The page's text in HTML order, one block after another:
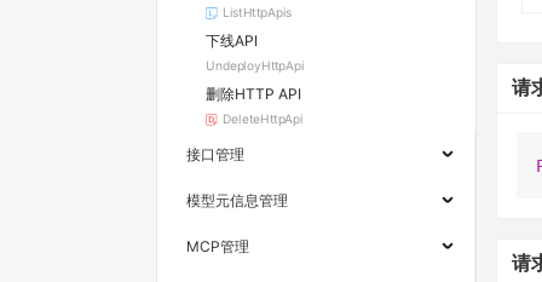
ListHttpApis
下线API
UndeployHttpApi
删除HTTP API
DeleteHttpApi
接口管理
模型元信息管理
MCP管理
请
请